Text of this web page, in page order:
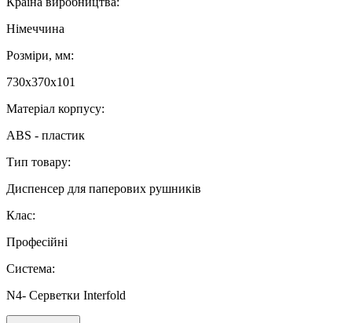
Німеччина
Розміри, мм:
730х370х101
Матеріал корпусу:
ABS - пластик
Тип товару:
Диспенсер для паперових рушників
Клас:
Професійні
Система:
N4- Серветки Interfold